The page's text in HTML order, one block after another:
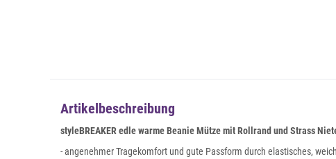
Artikelbeschreibung
styleBREAKER edle warme Beanie Mütze mit Rollrand und Strass
- angenehmer Tragekomfort und gute Passform durch elastisches,